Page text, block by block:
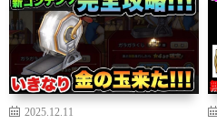
2025.12.11